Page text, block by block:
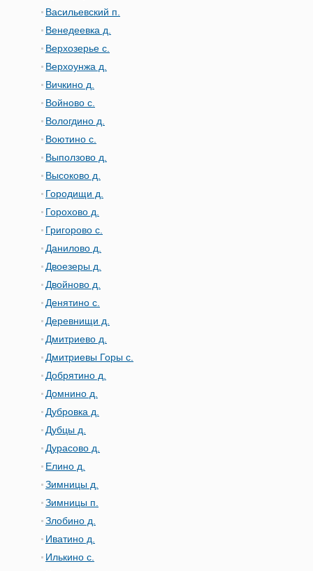
Васильевский п.
Венедеевка д.
Верхозерье с.
Верхоунжа д.
Вичкино д.
Войново с.
Вологдино д.
Воютино с.
Выползово д.
Высоково д.
Городищи д.
Горохово д.
Григорово с.
Данилово д.
Двоезеры д.
Двойново д.
Денятино с.
Деревнищи д.
Дмитриево д.
Дмитриевы Горы с.
Добрятино д.
Домнино д.
Дубровка д.
Дубцы д.
Дурасово д.
Елино д.
Зимницы д.
Зимницы п.
Злобино д.
Иватино д.
Илькино с.